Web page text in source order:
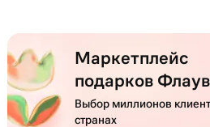
Маркетплейс
подарков
Выбор миллионов
странах